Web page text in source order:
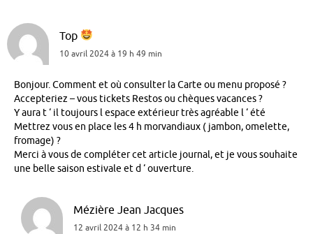
Top
10 avril 2024 à 19 h 49 min
Bonjour. Comment et où consulter la Carte ou menu proposé ?
Accepteriez – vous tickets Restos ou chèques vacances ?
Y aura t ‘ il toujours l espace extérieur très agréable l ‘ été
Mettrez vous en place les 4 h morvandiaux ( jambon, omelette,
fromage) ?
Merci à vous de compléter cet article journal, et je vous souhaite
une belle saison estivale et d ‘ ouverture.
Mézière Jean Jacques
12 avril 2024 à 12 h 34 min